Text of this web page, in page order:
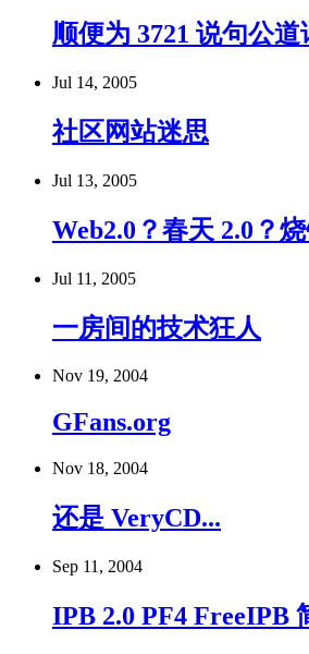
顺便为 3721 说句公道
Jul 14, 2005
社区网站迷思
Jul 13, 2005
Web2.0？春天 2.0？烧
Jul 11, 2005
一房间的技术狂人
Nov 19, 2004
GFans.org
Nov 18, 2004
还是 VeryCD...
Sep 11, 2004
IPB 2.0 PF4 FreeIPB